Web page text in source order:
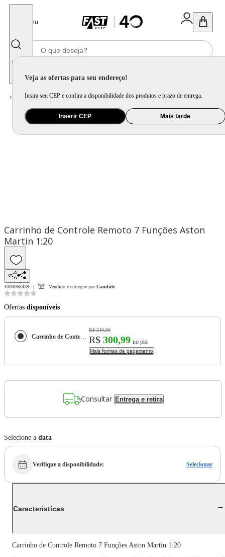
Menu
Veja as ofertas para seu endereço!
Insira seu CEP e confira a disponibilidade dos produtos e prazo de entrega.
Inserir CEP Mais tarde
Home Brinquedo e Colecionável / Brinquedo Eletrônico e Instrumento Musical
Carrinho de Controle Remoto 7 Funções Aston
Martin 1:20
4000068439 Vendido e entregue por Candide
Ofertas disponíveis
Carrinho de Controle Remoto 7 Funções Aston Martin 1:20
R$ 349,99
R$ 300,99 no pix
Mais formas de pagamento
Consultar Entrega e retira
Selecione a data
Verifique a disponibilidade: Selecionar
Características
Carrinho de Controle Remoto 7 Funções Aston Martin 1:20